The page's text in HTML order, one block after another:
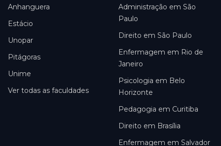
Anhanguera
Estácio
Unopar
Pitágoras
Unime
Ver todas as faculdades
Administração em São
Paulo
Direito em São Paulo
Enfermagem em Rio de
Janeiro
Psicologia em Belo
Horizonte
Pedagogia em Curitiba
Direito em Brasília
Enfermagem em Salvador